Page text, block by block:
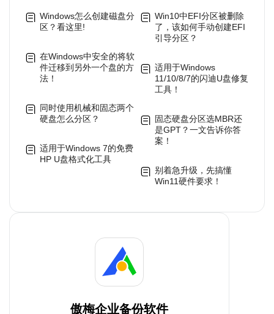
Windows怎么创建磁盘分
区？看这里!
在Windows中安全的将软
件迁移到另外一个盘的方
法！
同时使用机械和固态两个
硬盘怎么分区？
适用于Windows 7的免费
HP U盘格式化工具
Win10中EFI分区被删除
了，该如何手动创建EFI
引导分区？
适用于Windows
11/10/8/7的闪迪U盘修复
工具！
固态硬盘分区选MBR还
是GPT？一文告诉你答
案！
别着急升级，先搞懂
Win11硬件要求！
傲梅企业备份软件